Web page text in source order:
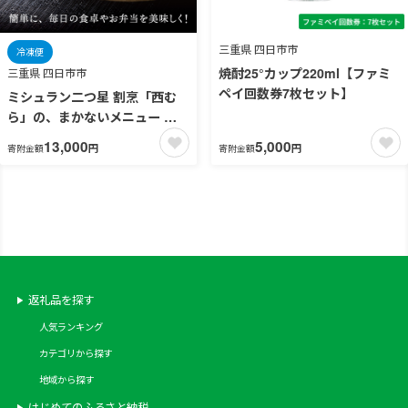
三重県 四日市市
冷凍便
ミシュラン二つ星 割烹「西む
ら」の、まかないメニュー 旨
鶏焼（うまとりやき）西京味噌
味 モモ肉（国産）
寄附金額13,000円
三重県 四日市市
焼酎25°カップ220ml【ファミ
ペイ回数券7枚セット】
寄附金額5,000円
返礼品を探す
人気ランキング
カテゴリから探す
地域から探す